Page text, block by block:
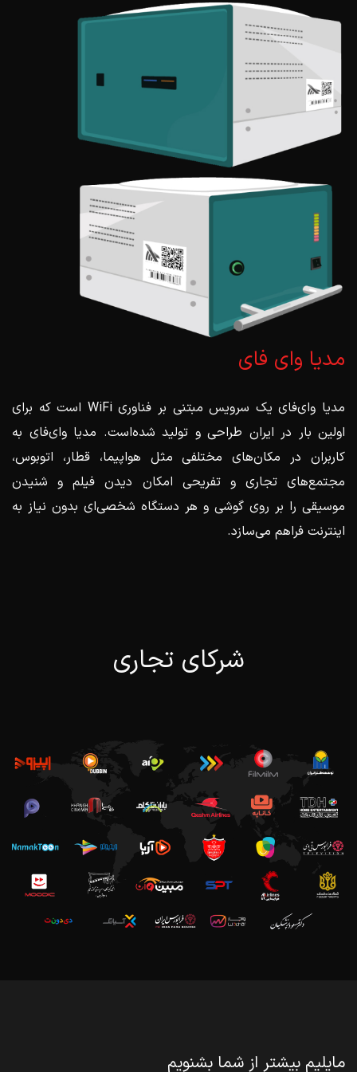
مدیا وای فای
مدیا وای‌فای یک سرویس مبتنی بر فناوری WiFi است که برای
اولین بار در ایران طراحی و تولید شده‌است. مدیا وای‌فای به
کاربران در مکان‌های مختلفی مثل هواپیما، قطار، اتوبوس،
مجتمع‌های تجاری و تفریحی امکان دیدن فیلم و شنیدن
موسیقی را بر روی گوشی‌ و هر دستگاه‌ شخصی‌ای بدون نیاز به
اینترنت فراهم می‌سازد.
شرکای تجاری
مایلیم بیشتر از شما بشنویم